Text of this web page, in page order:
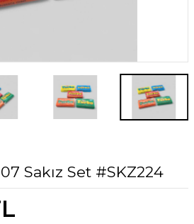
Sakız Set #SKZ224